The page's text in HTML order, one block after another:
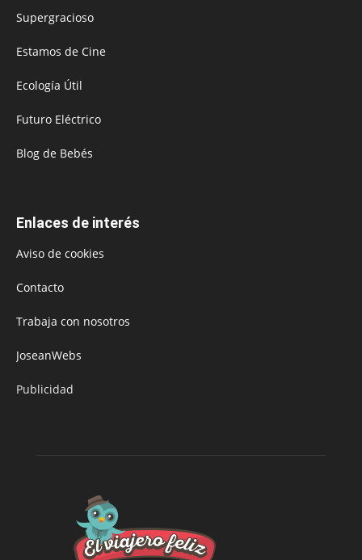
Supergracioso
Estamos de Cine
Ecología Útil
Futuro Eléctrico
Blog de Bebés
Enlaces de interés
Aviso de cookies
Contacto
Trabaja con nosotros
JoseanWebs
Publicidad